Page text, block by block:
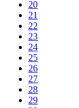
20
21
22
23
24
25
26
27
28
29